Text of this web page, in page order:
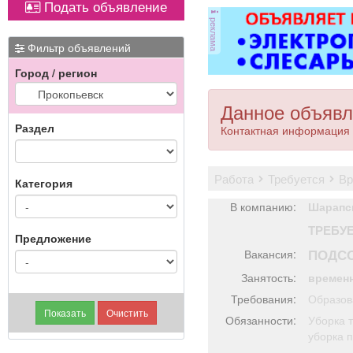
Подать объявление
Фильтр объявлений
Город / регион
Раздел
Категория
Предложение
реклама
Данное
Контактная информация
работа требуется
В компанию:
Вакансия:
Занятость:
Требования:
Обязанности:
Уборка
уборка